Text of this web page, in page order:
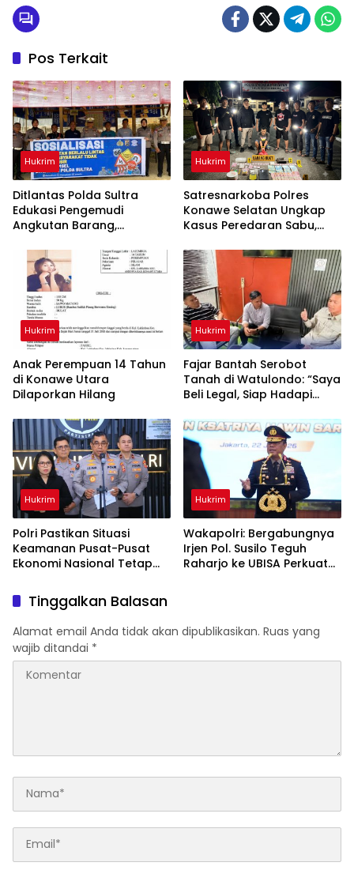
Pos Terkait
Hukrim
Ditlantas Polda Sultra
Edukasi Pengemudi
Angkutan Barang,
Kendaraan Demi
Keselamatan Berlalu Lintas
Hukrim
Satresnarkoba Polres
Konawe Selatan Ungkap
Kasus Peredaran Sabu,
Diamankan
Hukrim
Anak Perempuan 14 Tahun
di Konawe Utara
Dilaporkan Hilang
Hukrim
‎Fajar Bantah Serobot
Tanah di Watulondo: “Saya
Beli Legal, Siap Hadapi
Hukrim
Polri Pastikan Situasi
Keamanan Pusat-Pusat
Ekonomi Nasional Tetap
Hukrim
Wakapolri: Bergabungnya
Irjen Pol. Susilo Teguh
Raharjo ke UBISA Perkuat
Tinggalkan Balasan
Alamat email Anda tidak akan dipublikasikan. Ruas yang
wajib ditandai *